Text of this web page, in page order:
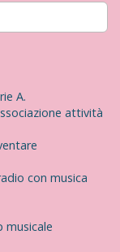
A.
attività
con musica
musicale